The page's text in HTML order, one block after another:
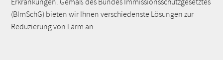
Erkrankungen. Gemäß des Bundes Immissionsschutzgesetztes
(BImSchG) bieten wir Ihnen verschiedenste Lösungen zur
Reduzierung von Lärm an.